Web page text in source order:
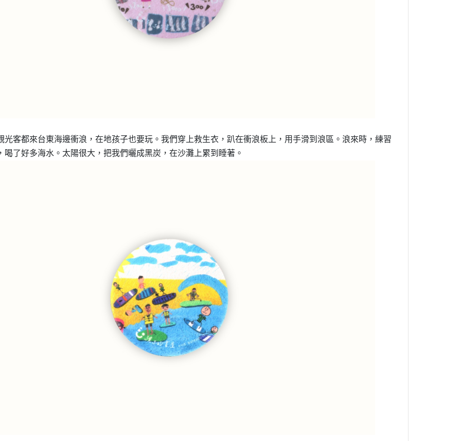
光客都來台東海邊衝浪，在地孩子也要玩。我們穿上救生衣，趴在衝浪板上，用手滑到浪區。浪來時，練習
喝了好多海水。太陽很大，把我們曬成黑炭，在沙灘上累到睡著。